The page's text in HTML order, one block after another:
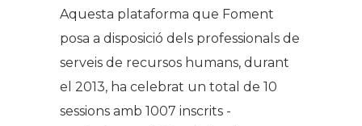
Aquesta plataforma que Foment
posa a disposició dels professionals de
serveis de recursos humans, durant
el 2013, ha celebrat un total de 10
sessions amb 1007 inscrits -